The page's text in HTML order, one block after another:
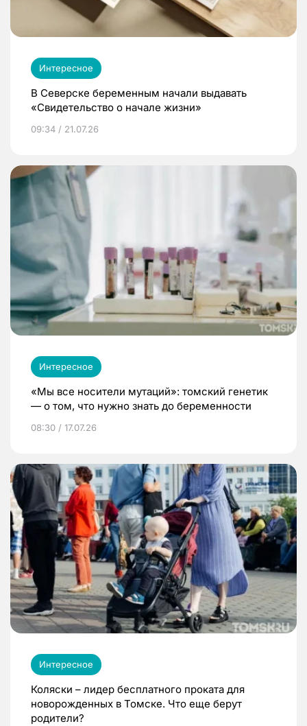
Интересное
В Северске беременным начали выдавать
«Свидетельство о начале жизни»
09:34 / 21.07.26
Интересное
«Мы все носители мутаций»: томский генетик
— о том, что нужно знать до беременности
08:30 / 17.07.26
Интересное
Коляски – лидер бесплатного проката для
новорожденных в Томске. Что еще берут
родители?